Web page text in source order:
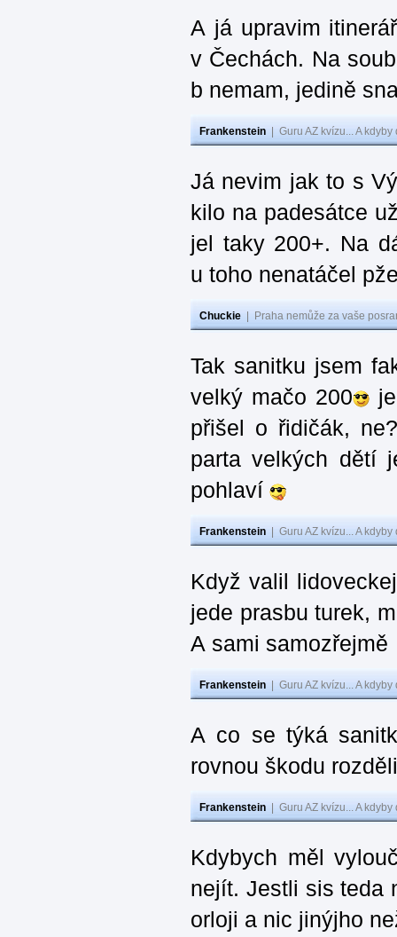
A já upravim
v Čechách. Na
b nemam, jedině
Frankenstein Guru AZ kvízu... A
Já nevim jak to s
kilo na padesátce
jel taky 200+. Na
u toho nenatáčel
Chuckie Praha nemůže za vaše
Tak sanitku jsem
velký mačo 200
přišel o řidičák,
parta velkých dětí
pohlaví
Frankenstein Guru AZ kvízu... A
Když valil
jede prasbu turek,
A sami
Frankenstein Guru AZ kvízu... A
A co se týká
rovnou škodu
Frankenstein Guru AZ kvízu... A
Kdybych měl
nejít. Jestli sis teda
orloji a nic jinýjho